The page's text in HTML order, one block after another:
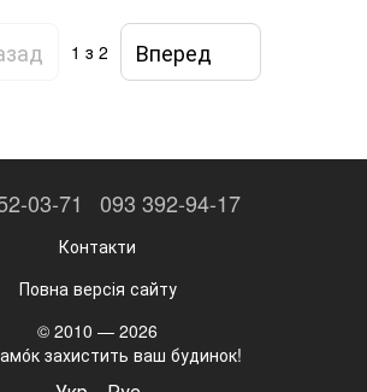
1 з 2 Вперед
03-71 093 392-94-17
Контакти
Повна версія сайту
© 2010 — 2026
захистить ваш будинок!